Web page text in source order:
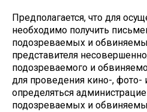
Предполагается, что для
необходимо получить
подозреваемых и
представителя
подозреваемого и
для проведения кино-, фото-
определяться
подозреваемых и